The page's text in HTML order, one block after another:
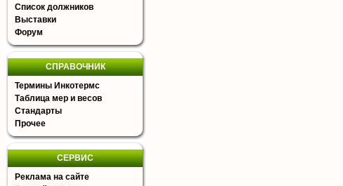
Список должников
Выставки
Форум
СПРАВОЧНИК
Термины Инкотермс
Таблица мер и весов
Стандарты
Прочее
СЕРВИС
Реклама на сайте